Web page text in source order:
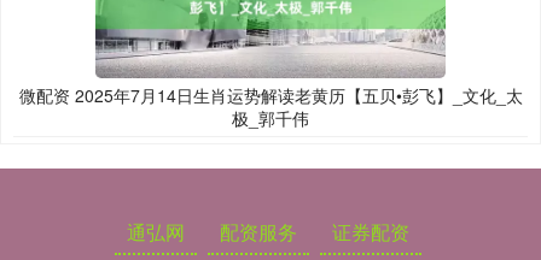
微配资 2025年7月14日生肖运势解读老黄历【五贝•彭飞】_文化_太
极_郭千伟
通弘网 配资服务 证券配资